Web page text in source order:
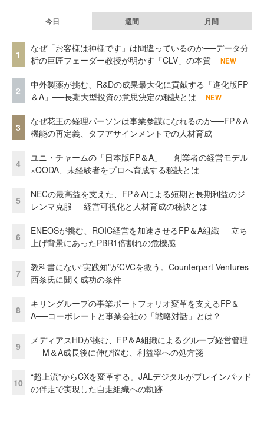
今日 週間 月間
1
なぜ「お客様は神様です」は間違っているのか──データ分
析の巨匠フェーダー教授が明かす「CLV」の本質
NEW
2
中外製薬が挑む、R&Dの成果最大化に貢献する「進化版FP
＆A」──長期大型投資の意思決定の秘訣とは
NEW
3
なぜ花王の経理パーソンは事業参謀になれるのか──FP＆A
機能の再定義、タフアサインメントでの人材育成
4
ユニ・チャームの「日本版FP＆A」──創業者の経営モデル
×OODA、未経験者をプロへ育成する秘訣とは
5
NECの最高益を支えた、FP＆Aによる短期と長期利益のジ
レンマ克服──経営可視化と人材育成の秘訣とは
6
ENEOSが挑む、ROIC経営を加速させるFP＆A組織──立ち
上げ背景にあったPBR1倍割れの危機感
7
教科書にない“実践知”がCVCを救う。Counterpart Ventures
西条氏に聞く成功の条件
8
キリングループの事業ポートフォリオ変革を支えるFP＆
A──コーポレートと事業会社の「戦略対話」とは？
9
メディアスHDが挑む、FP＆A組織によるグループ経営管理
──M＆A成長後に伸び悩む、利益率への処方箋
10
“超上流”からCXを変革する。JALデジタルがブレインパッド
の伴走で実現した自走組織への軌跡